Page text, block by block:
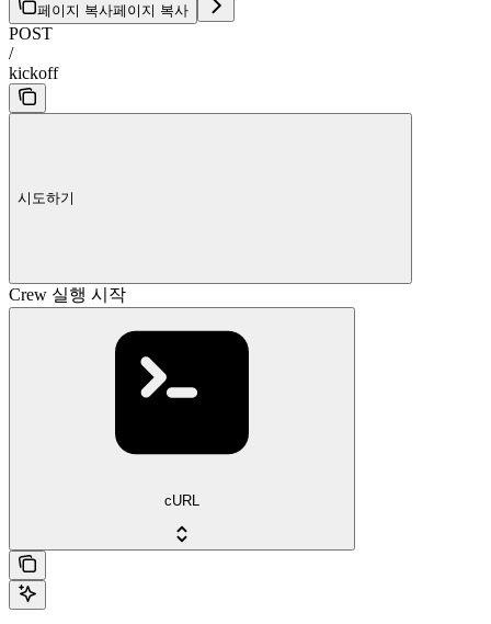
페이지 복사페이지 복사
POST
/
kickoff
시도하기
Crew 실행 시작
cURL